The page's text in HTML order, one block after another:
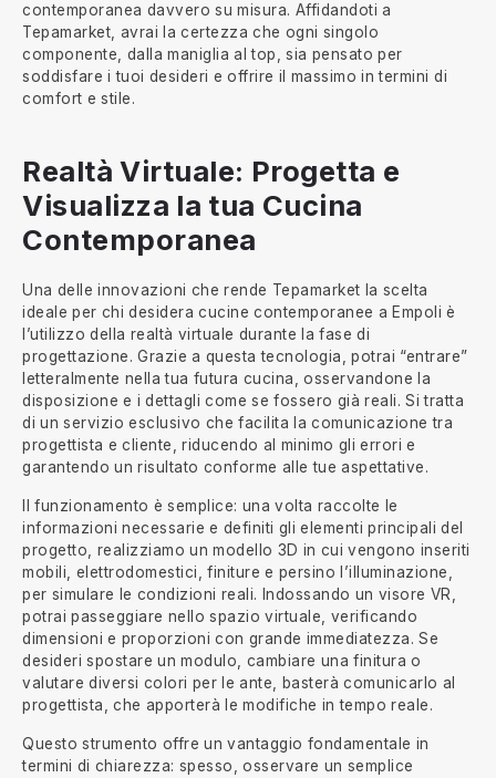
contemporanea davvero su misura. Affidandoti a
Tepamarket, avrai la certezza che ogni singolo
componente, dalla maniglia al top, sia pensato per
soddisfare i tuoi desideri e offrire il massimo in termini di
comfort e stile.
Realtà Virtuale: Progetta e
Visualizza la tua Cucina
Contemporanea
Una delle innovazioni che rende Tepamarket la scelta
ideale per chi desidera cucine contemporanee a Empoli è
l’utilizzo della realtà virtuale durante la fase di
progettazione. Grazie a questa tecnologia, potrai “entrare”
letteralmente nella tua futura cucina, osservandone la
disposizione e i dettagli come se fossero già reali. Si tratta
di un servizio esclusivo che facilita la comunicazione tra
progettista e cliente, riducendo al minimo gli errori e
garantendo un risultato conforme alle tue aspettative.
Il funzionamento è semplice: una volta raccolte le
informazioni necessarie e definiti gli elementi principali del
progetto, realizziamo un modello 3D in cui vengono inseriti
mobili, elettrodomestici, finiture e persino l’illuminazione,
per simulare le condizioni reali. Indossando un visore VR,
potrai passeggiare nello spazio virtuale, verificando
dimensioni e proporzioni con grande immediatezza. Se
desideri spostare un modulo, cambiare una finitura o
valutare diversi colori per le ante, basterà comunicarlo al
progettista, che apporterà le modifiche in tempo reale.
Questo strumento offre un vantaggio fondamentale in
termini di chiarezza: spesso, osservare un semplice